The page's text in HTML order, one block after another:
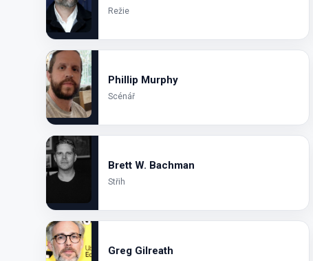
Režie
Phillip Murphy
Scénář
Brett W. Bachman
Střih
Greg Gilreath